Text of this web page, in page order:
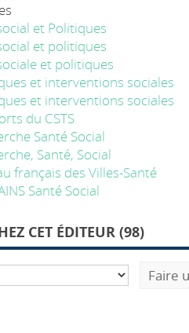
et Politiques
et politiques
et politiques
et interventions sociales
et interventions sociales
du CSTS
Santé Social
Santé, Social
français des Villes-Santé
Santé Social
CET ÉDITEUR (98)
Faire